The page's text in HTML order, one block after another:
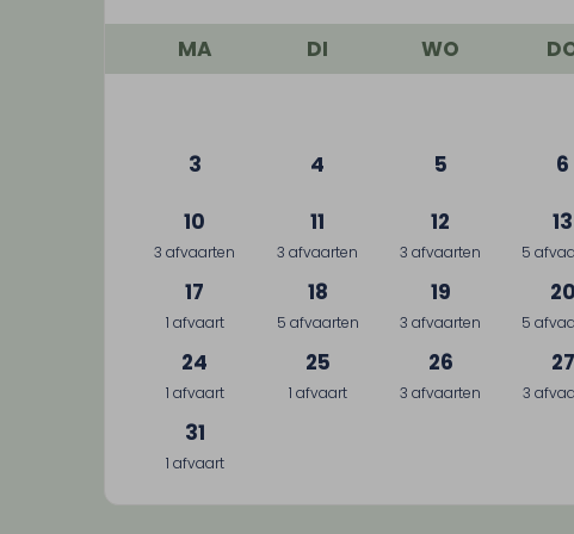
MA DI WO
3 4 5 6
10
3 afvaarten
11
3 afvaarten
12
3 afvaarten
13
5
17
1 afvaart
18
5 afvaarten
19
3 afvaarten
20
5
24
1 afvaart
25
1 afvaart
26
3 afvaarten
27
3
31
1 afvaart